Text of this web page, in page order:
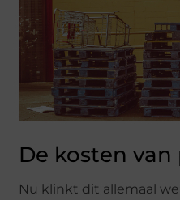
De kosten
Nu klinkt dit allemaal